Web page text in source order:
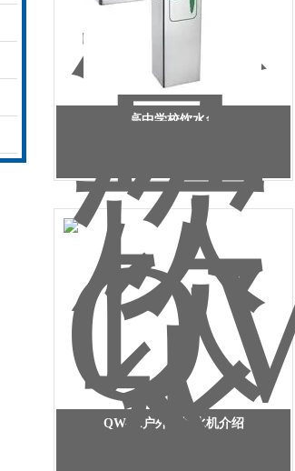
高中学校饮水台
QW-02户外直饮水机介绍